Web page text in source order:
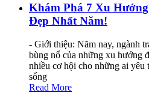
Khám Phá 7 Xu
Đẹp Nhất Năm!
- Giới thiệu: Năm nay, ngành
bùng nổ của những xu hướng
nhiều cơ hội cho những ai yêu
sống
Read More